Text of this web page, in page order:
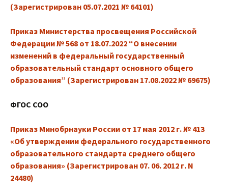
(Зарегистрирован 05.07.2021 № 64101)
Приказ Министерства просвещения Российской
Федерации № 568 от 18.07.2022 “О внесении
изменений в федеральный государственный
образовательный стандарт основного общего
образования” (Зарегистрирован 17.08.2022 № 69675)
ФГОС СОО
Приказ Минобрнауки России от 17 мая 2012 г. № 413
«Об утверждении федерального государственного
образовательного стандарта среднего общего
образования» (Зарегистрирован 07. 06. 2012 г. N
24480)